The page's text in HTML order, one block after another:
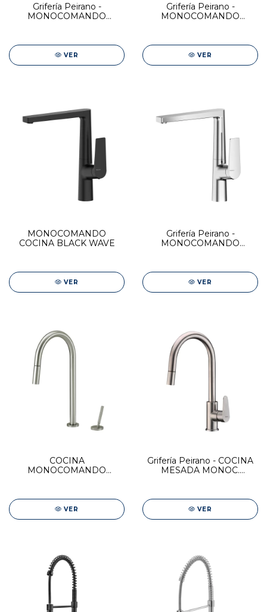
Grifería Peirano -
MONOCOMANDO
VER
Grifería Peirano -
MONOCOMANDO
BLACK
VER
MONOCOMANDO
COCINA BLACK WAVE
VER
Grifería Peirano -
MONOCOMANDO
VER
COCINA
MONOCOMANDO
VER
Grifería Peirano - COCINA
MESADA MONOC.
VER